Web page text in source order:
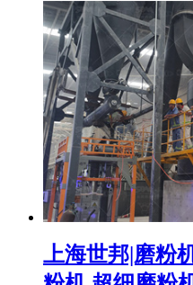
上海世邦|磨粉